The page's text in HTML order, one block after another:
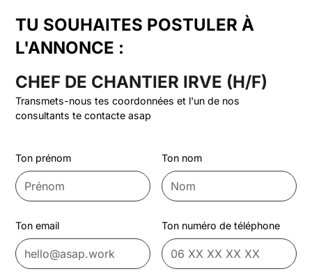
TU SOUHAITES POSTULER À
L'ANNONCE :
CHEF DE CHANTIER IRVE (H/F)
Transmets-nous tes coordonnées et l'un de nos
consultants te contacte asap
Ton prénom Ton nom
Ton email Ton numéro de téléphone